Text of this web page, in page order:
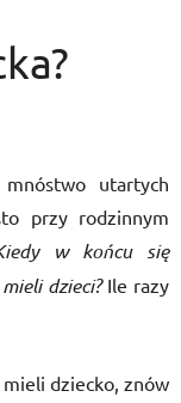
utartych
przy rodzinnym
w końcu się
dzieci?Ile razy
dziecko, znów